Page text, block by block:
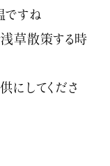
ですね
浅草散策する時
にしてくださ